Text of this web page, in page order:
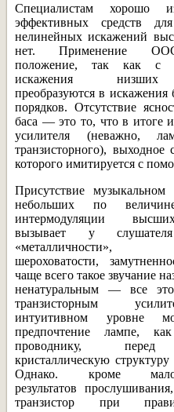
Специалистам хорошо
эффективных средств
нелинейных искажений
нет. Применение
положение, так как с
искажения низших
преобразуются в искажения
порядков. Отсутствие
баса — это то, что в итоге
усилителя (неважно,
транзисторного), выходное
которого имитируется с
Присутствие музыкальном
небольших по
интермодуляции
вызывает у
«металличности»,
шероховатости,
чаще всего такое звучание
ненатуральным — все это
транзисторным
интуитивном уровне
предпочтение лампе,
проводнику,
кристаллическую структуру
Однако. кроме
результатов
транзистор при